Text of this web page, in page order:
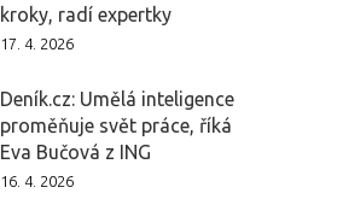
kroky, radí expertky
17. 4. 2026
Deník.cz: Umělá inteligence
proměňuje svět práce, říká
Eva Bučová z ING
16. 4. 2026